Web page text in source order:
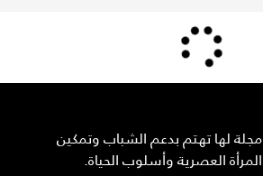
مجلة لها تهتم بدعم الشباب وتمكين
المرأة العصرية وأسلوب الحياة.